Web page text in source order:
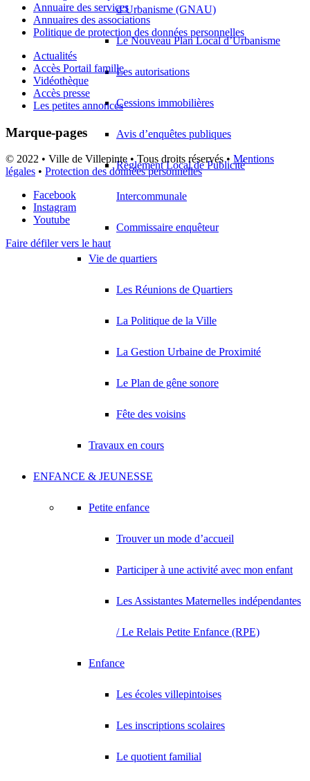
d’Urbanisme (GNAU)
Le Nouveau Plan Local d’Urbanisme
Les autorisations
Cessions immobilières
Avis d’enquêtes publiques
Règlement Local de Publicité
Intercommunale
Commissaire enquêteur
Vie de quartiers
Les Réunions de Quartiers
La Politique de la Ville
La Gestion Urbaine de Proximité
Le Plan de gêne sonore
Fête des voisins
Travaux en cours
ENFANCE & JEUNESSE
Petite enfance
Trouver un mode d’accueil
Participer à une activité avec mon enfant
Les Assistantes Maternelles indépendantes
/ Le Relais Petite Enfance (RPE)
Enfance
Les écoles villepintoises
Les inscriptions scolaires
Le quotient familial
Annuaire des services
Annuaires des associations
Politique de protection des données personnelles
Actualités
Accès Portail famille
Vidéothèque
Accès presse
Les petites annonces
Marque-pages
© 2022 • Ville de Villepinte • Tous droits réservés • Mentions
légales • Protection des données personnelles
Facebook
Instagram
Youtube
Faire défiler vers le haut